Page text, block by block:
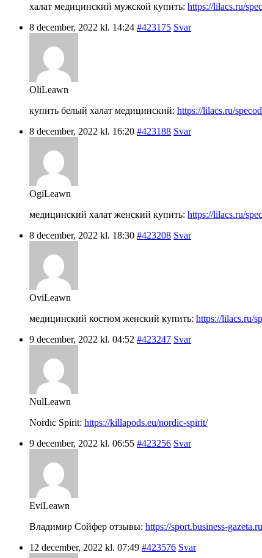
халат медицинский мужской купить: https://lilacs.ru/
8 december, 2022 kl. 14:24 #423175 Svar
OliLeawn
купить белый халат медицинский: https://lilacs.ru/
8 december, 2022 kl. 16:20 #423188 Svar
OgiLeawn
медицинский халат женский купить: https://lilacs.ru/
8 december, 2022 kl. 18:30 #423208 Svar
OviLeawn
медицинский костюм женский купить: https://lilacs.ru/
9 december, 2022 kl. 04:52 #423247 Svar
NulLeawn
Nordic Spirit: https://killapods.eu/nordic-spirit/
9 december, 2022 kl. 06:55 #423256 Svar
EviLeawn
Владимир Сойфер отзывы: https://sport.business-
12 december, 2022 kl. 07:49 #423576 Svar